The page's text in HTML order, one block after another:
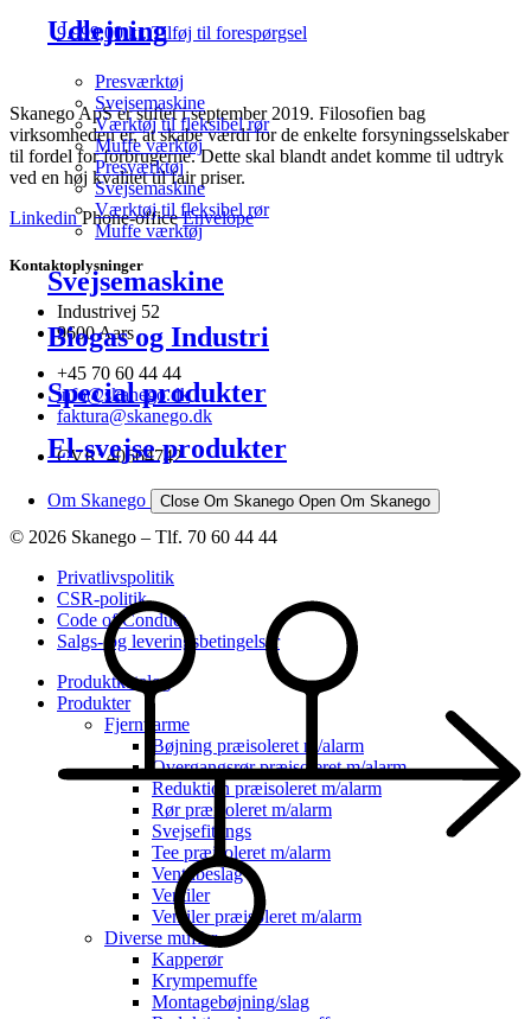
Udlejning
Presværktøj
Svejsemaskine
Værktøj til fleksibel rør
Muffe værktøj
Presværktøj
Svejsemaskine
Værktøj til fleksibel rør
Muffe værktøj
Svejsemaskine
Biogas og Industri
Special produkter
El-svejse produkter
Om Skanego Close Om Skanego Open Om Skanego
9.999,00kr. Tilføj til forespørgsel
Skanego ApS er stiftet i september 2019. Filosofien bag
virksomheden er, at skabe værdi for de enkelte forsyningsselskaber
til fordel for forbrugerne. Dette skal blandt andet komme til udtryk
ved en høj kvalitet til fair priser.
Linkedin Phone-office Envelope
Kontaktoplysninger
Industrivej 52
9600 Aars
+45 70 60 44 44
info@skanego.dk
faktura@skanego.dk
CVR: 40664742
© 2026 Skanego – Tlf. 70 60 44 44
Privatlivspolitik
CSR-politik
Code of Conduct
Salgs- og leveringsbetingelser
Produktkatalog
Produkter
Fjernvarme
Bøjning præisoleret m/alarm
Overgangsrør præisoleret m/alarm
Reduktion præisoleret m/alarm
Rør præisoleret m/alarm
Svejsefittings
Tee præisoleret m/alarm
Ventilbeslag
Ventiler
Ventiler præisoleret m/alarm
Diverse muffer
Kapperør
Krympemuffe
Montagebøjning/slag